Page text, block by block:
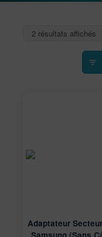
2 résultats affichés
Adaptateur
Samsung (sans